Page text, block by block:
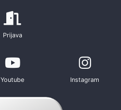
Prijava
Youtube Instagram